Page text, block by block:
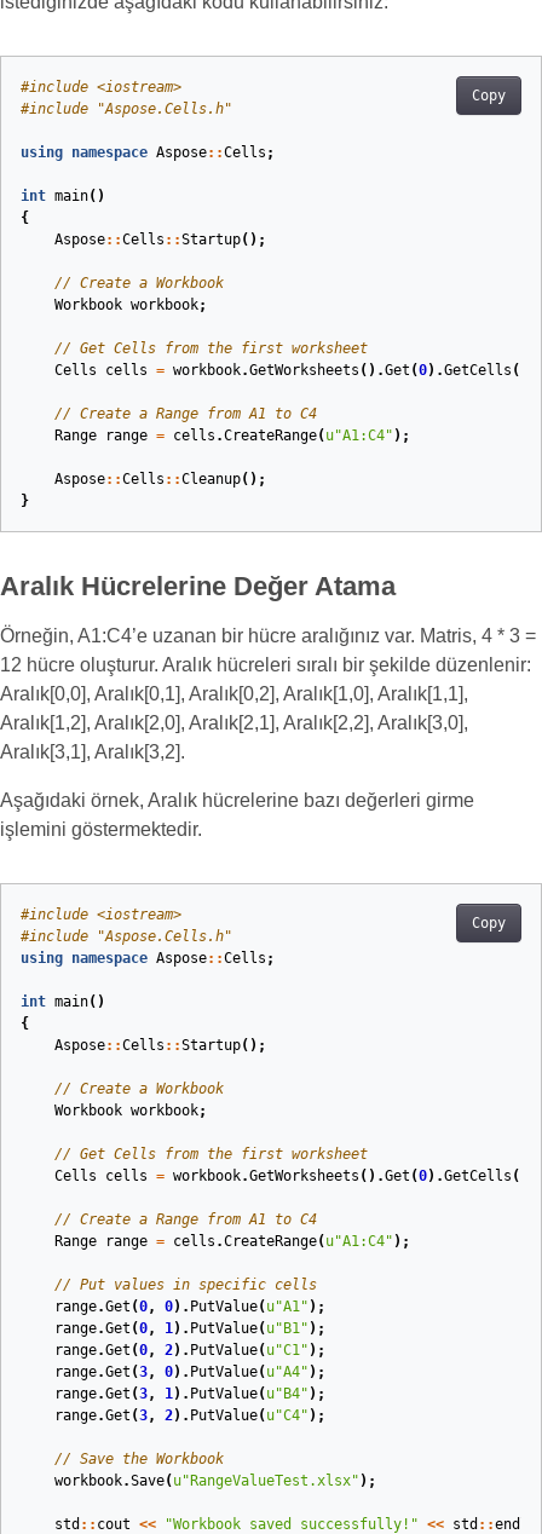
Copy
#include <iostream>
#include "Aspose.Cells.h"
using namespace Aspose::Cells ;
int main()
{
Aspose::Cells ::Startup();
// Create a Workbook
Workbook workbook;
// Get Cells from the first worksheet
Cells
cells = workbook.GetWorksheets ().Get (0).GetCells ();
// Create a Range from A1 to C4
Range
range = cells .CreateRange( u"A1:C4" );
Aspose::Cells ::Cleanup();
}
Aralık Hücrelerine Değer Atama
Örneğin, A1:C4’e uzanan bir hücre aralığınız var. Matris, 4 * 3 =
12 hücre oluşturur. Aralık hücreleri sıralı bir şekilde düzenlenir:
Aralık[0,0], Aralık[0,1], Aralık[0,2], Aralık[1,0], Aralık[1,1],
Aralık[1,2], Aralık[2,0], Aralık[2,1], Aralık[2,2], Aralık[3,0],
Aralık[3,1], Aralık[3,2].
Aşağıdaki örnek, Aralık hücrelerine bazı değerleri girme
işlemini göstermektedir.
Copy
#include <iostream>
#include
"Aspose.Cells.h"
using namespace Aspose::Cells ;
int main()
{
Aspose::Cells ::Startup();
// Create a Workbook
Workbook workbook;
// Get Cells from the first worksheet
Cells
cells = workbook.GetWorksheets ().Get (0).GetCells ();
// Create a Range from A1 to C4
Range
range = cells .CreateRange( u"A1:C4" );
// Put values in specific cells
range.Get (0, 0). PutValue( u"A1" );
range.Get (0, 1). PutValue( u"B1" );
range.Get (0, 2). PutValue( u"C1" );
range.Get (3, 0). PutValue( u"A4" );
range.Get (3, 1). PutValue( u"B4" );
range.Get (3, 2). PutValue( u"C4" );
// Save the Workbook
workbook.Save( u"RangeValueTest.xlsx" );
std :: cout << "Workbook saved successfully!" << std ::endl